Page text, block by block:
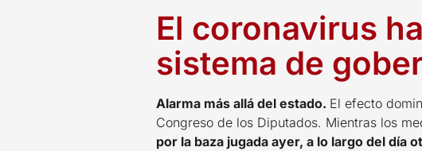
El coronavirus
sistema de
Alarma más allá del estado. El efecto
Congreso de los Diputados. Mientras los
por la baza jugada ayer, a lo largo del día